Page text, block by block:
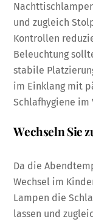
und zugleich
Kontrollen
Beleuchtung
stabile
im Einklang mit
Schlafhygiene im
Wechseln Sie
Da die
Wechsel im
Lampen die
lassen und